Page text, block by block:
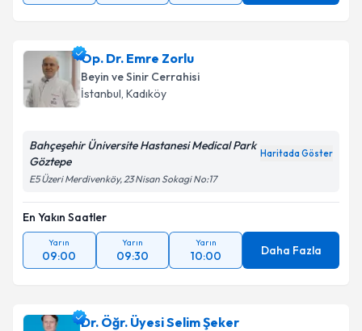
Op. Dr. Emre Zorlu
Beyin ve Sinir Cerrahisi
İstanbul, Kadıköy
Bahçeşehir Üniversite Hastanesi Medical Park
Göztepe
Haritada Göster
E5 Üzeri Merdivenköy, 23 Nisan Sokagi No:17
En Yakın Saatler
Yarın
09:00
Yarın
09:30
Yarın
10:00 Daha Fazla
Dr. Öğr. Üyesi Selim Şeker